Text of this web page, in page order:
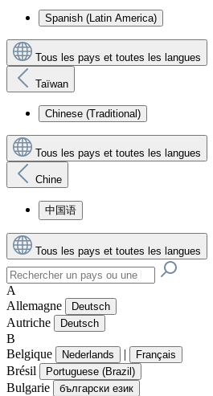
Spanish (Latin America)
Tous les pays et toutes les langues
Taïwan
Chinese (Traditional)
Tous les pays et toutes les langues
Chine
中国语
Tous les pays et toutes les langues
A
Allemagne
Deutsch
Autriche Deutsch
B
Belgique
Nederlands | Français
Brésil Portuguese (Brazil)
Bulgarie български език